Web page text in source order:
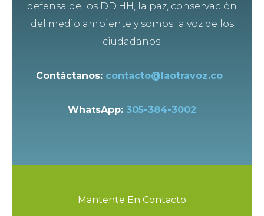
defensa de los DD.HH, la paz, conservación
del medio ambiente y somos la voz de los
ciudadanos.
Contáctanos: contacto@laotravoz.co
WhatsApp: 305-384-3002
Mantente En Contacto